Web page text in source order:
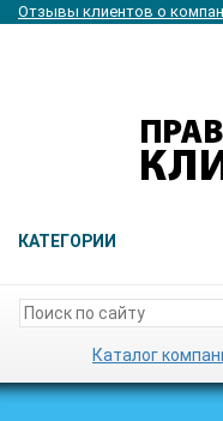
Отзывы клиентов о
КАТЕГОРИИ
Каталог